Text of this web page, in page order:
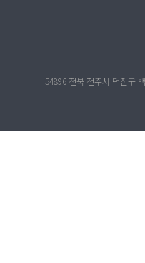
54896 전북 전주시 덕진구